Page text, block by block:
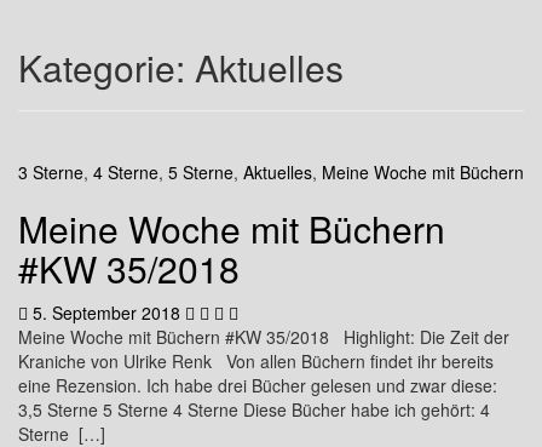
Kategorie: Aktuelles
3 Sterne, 4 Sterne, 5 Sterne, Aktuelles, Meine Woche mit Büchern
Meine Woche mit Büchern
#KW 35/2018
5. September 2018
Meine Woche mit Büchern #KW 35/2018 Highlight: Die Zeit der
Kraniche von Ulrike Renk Von allen Büchern findet ihr bereits
eine Rezension. Ich habe drei Bücher gelesen und zwar diese:
3,5 Sterne 5 Sterne 4 Sterne Diese Bücher habe ich gehört: 4
Sterne […]